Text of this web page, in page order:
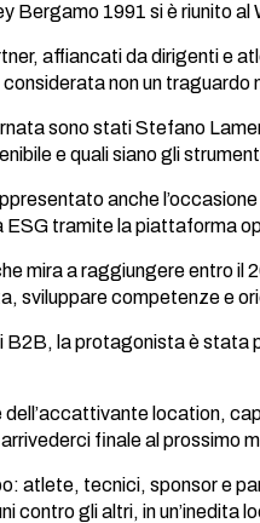
Bergamo 1991 si è riunito
affiancati da dirigenti e
non un traguardo
sono stati Stefano
e quali siano gli
anche
ESG tramite la piattaforma
mira a raggiungere entro
sviluppare competenze e
B2B, la protagonista è stata
dell’accattivante location,
finale al prossimo
atlete, tecnici, sponsor e
contro gli altri, in un’inedita